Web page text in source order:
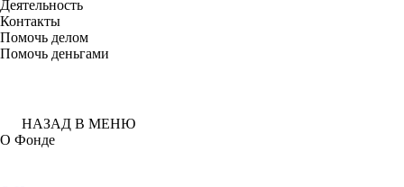
Деятельность
Контакты
Помочь делом
Помочь деньгами
НАЗАД В МЕНЮ
О Фонде